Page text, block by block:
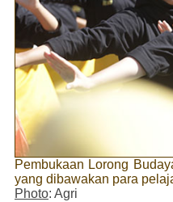
Pembukaan Lorong
yang dibawakan para
Photo: Agri